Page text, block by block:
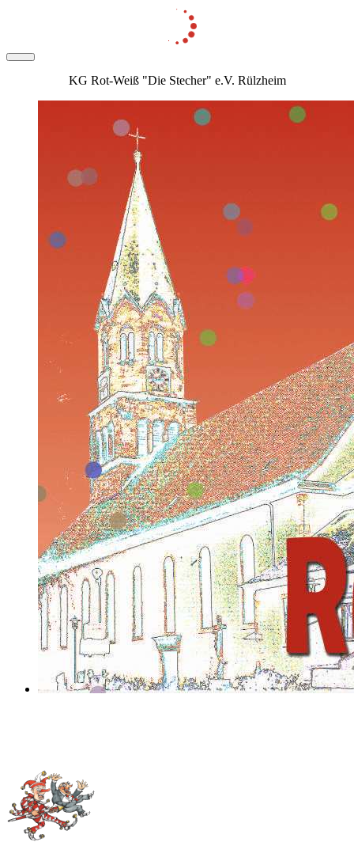
KG Rot-Weiß "Die Stecher" e.V. Rülzheim